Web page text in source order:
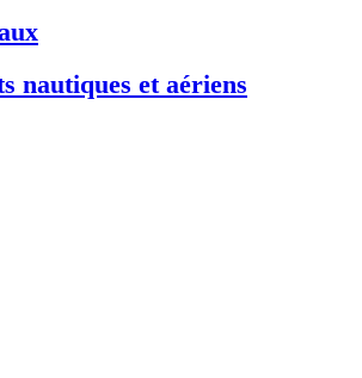
nautiques et aériens